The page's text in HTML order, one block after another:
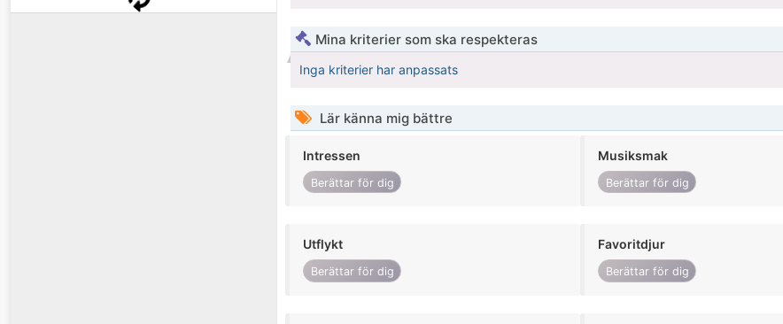
Mina kriterier som ska respekteras
Inga kriterier har anpassats
Lär känna mig bättre
Intressen
Berättar för dig
Musiksmak
Berättar för dig
Utflykt
Berättar för dig
Favoritdjur
Berättar för dig